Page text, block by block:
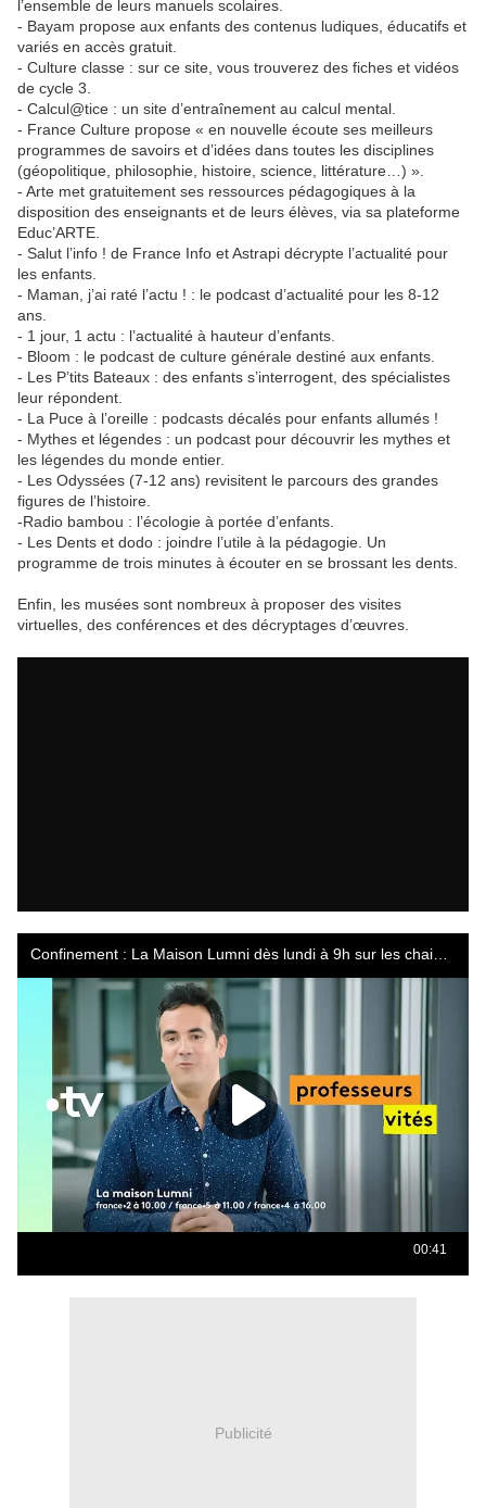
l’ensemble de leurs manuels scolaires.
- Bayam propose aux enfants des contenus ludiques, éducatifs et
variés en accès gratuit.
- Culture classe : sur ce site, vous trouverez des fiches et vidéos
de cycle 3.
- Calcul@tice : un site d’entraînement au calcul mental.
- France Culture propose « en nouvelle écoute ses meilleurs
programmes de savoirs et d’idées dans toutes les disciplines
(géopolitique, philosophie, histoire, science, littérature…) ».
- Arte met gratuitement ses ressources pédagogiques à la
disposition des enseignants et de leurs élèves, via sa plateforme
Educ’ARTE.
- Salut l’info ! de France Info et Astrapi décrypte l’actualité pour
les enfants.
- Maman, j’ai raté l’actu ! : le podcast d’actualité pour les 8-12
ans.
- 1 jour, 1 actu : l’actualité à hauteur d’enfants.
- Bloom : le podcast de culture générale destiné aux enfants.
- Les P’tits Bateaux : des enfants s’interrogent, des spécialistes
leur répondent.
- La Puce à l’oreille : podcasts décalés pour enfants allumés !
- Mythes et légendes : un podcast pour découvrir les mythes et
les légendes du monde entier.
- Les Odyssées (7-12 ans) revisitent le parcours des grandes
figures de l’histoire.
-Radio bambou : l’écologie à portée d’enfants.
- Les Dents et dodo : joindre l’utile à la pédagogie. Un
programme de trois minutes à écouter en se brossant les dents.
Enfin, les musées sont nombreux à proposer des visites
virtuelles, des conférences et des décryptages d’œuvres.
Publicité